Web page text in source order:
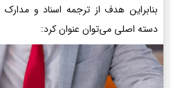
بنابراین هدف از ترجمه اسناد و
دسته اصلی می‌توان عنوان کرد: